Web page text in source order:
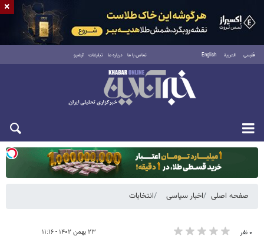
فارسی العربية English تماس با ما درباره ما تبلیغات آرشیو
یکشنبه ۱۸ مرداد ۱۴۰۵
صفحه اصلی اخبار سیاسی انتخابات
۰ نفر ۲۳ بهمن ۱۴۰۲ - ۱۱:۱۶
×